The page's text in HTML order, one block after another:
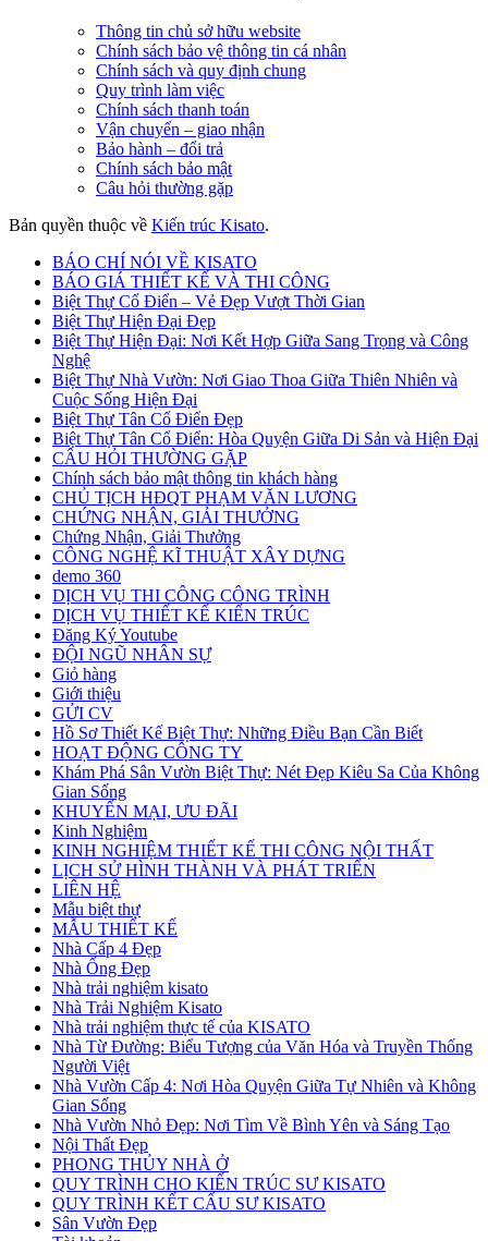
Thông tin chủ sở hữu website
Chính sách bảo vệ thông tin cá nhân
Chính sách và quy định chung
Quy trình làm việc
Chính sách thanh toán
Vận chuyển – giao nhận
Bảo hành – đổi trả
Chính sách bảo mật
Câu hỏi thường gặp
Bản quyền thuộc về Kiến trúc Kisato.
BÁO CHÍ NÓI VỀ KISATO
BÁO GIÁ THIẾT KẾ VÀ THI CÔNG
Biệt Thự Cổ Điển – Vẻ Đẹp Vượt Thời Gian
Biệt Thự Hiện Đại Đẹp
Biệt Thự Hiện Đại: Nơi Kết Hợp Giữa Sang Trọng và Công
Nghệ
Biệt Thự Nhà Vườn: Nơi Giao Thoa Giữa Thiên Nhiên và
Cuộc Sống Hiện Đại
Biệt Thự Tân Cổ Điển Đẹp
Biệt Thự Tân Cổ Điển: Hòa Quyện Giữa Di Sản và Hiện Đại
CÂU HỎI THƯỜNG GẶP
Chính sách bảo mật thông tin khách hàng
CHỦ TỊCH HĐQT PHẠM VĂN LƯƠNG
CHỨNG NHẬN, GIẢI THƯỞNG
Chứng Nhận, Giải Thưởng
CÔNG NGHỆ KĨ THUẬT XÂY DỰNG
demo 360
DỊCH VỤ THI CÔNG CÔNG TRÌNH
DỊCH VỤ THIẾT KẾ KIẾN TRÚC
Đăng Ký Youtube
ĐỘI NGŨ NHÂN SỰ
Giỏ hàng
Giới thiệu
GỬI CV
Hồ Sơ Thiết Kế Biệt Thự: Những Điều Bạn Cần Biết
HOẠT ĐỘNG CÔNG TY
Khám Phá Sân Vườn Biệt Thự: Nét Đẹp Kiêu Sa Của Không
Gian Sống
KHUYẾN MẠI, ƯU ĐÃI
Kinh Nghiệm
KINH NGHIỆM THIẾT KẾ THI CÔNG NỘI THẤT
LỊCH SỬ HÌNH THÀNH VÀ PHÁT TRIỂN
LIÊN HỆ
Mẫu biệt thự
MẪU THIẾT KẾ
Nhà Cấp 4 Đẹp
Nhà Ống Đẹp
Nhà trải nghiệm kisato
Nhà Trải Nghiệm Kisato
Nhà trải nghiệm thực tế của KISATO
Nhà Từ Đường: Biểu Tượng của Văn Hóa và Truyền Thống
Người Việt
Nhà Vườn Cấp 4: Nơi Hòa Quyện Giữa Tự Nhiên và Không
Gian Sống
Nhà Vườn Nhỏ Đẹp: Nơi Tìm Về Bình Yên và Sáng Tạo
Nội Thất Đẹp
PHONG THỦY NHÀ Ở
QUY TRÌNH CHO KIẾN TRÚC SƯ KISATO
QUY TRÌNH KẾT CẤU SƯ KISATO
Sân Vườn Đẹp